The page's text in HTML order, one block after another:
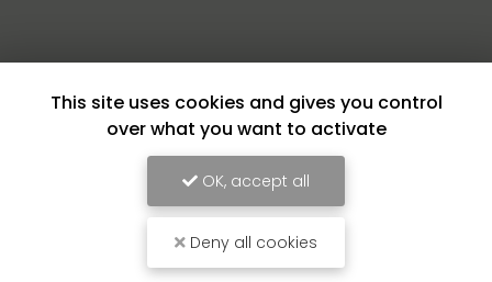
This site uses cookies and gives you control
over what you want to activate
OK, accept all
Deny all cookies